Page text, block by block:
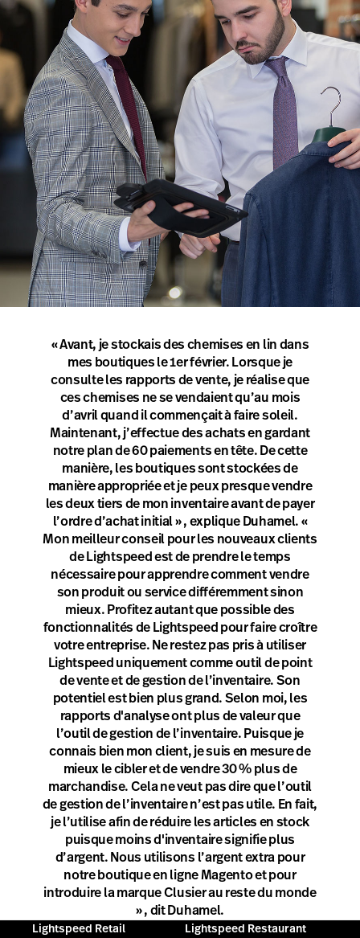
« Avant, je stockais des chemises en lin dans
mes boutiques le 1er février. Lorsque je
consulte les rapports de vente, je réalise que
ces chemises ne se vendaient qu’au mois
d’avril quand il commençait à faire soleil.
Maintenant, j’effectue des achats en gardant
notre plan de 60 paiements en tête. De cette
manière, les boutiques sont stockées de
manière appropriée et je peux presque vendre
les deux tiers de mon inventaire avant de payer
l’ordre d’achat initial » , explique Duhamel. «
Mon meilleur conseil pour les nouveaux clients
de Lightspeed est de prendre le temps
nécessaire pour apprendre comment vendre
son produit ou service différemment sinon
mieux. Profitez autant que possible des
fonctionnalités de Lightspeed pour faire croître
votre entreprise. Ne restez pas pris à utiliser
Lightspeed uniquement comme outil de point
de vente et de gestion de l’inventaire. Son
potentiel est bien plus grand. Selon moi, les
rapports d'analyse ont plus de valeur que
l’outil de gestion de l’inventaire. Puisque je
connais bien mon client, je suis en mesure de
mieux le cibler et de vendre 30 % plus de
marchandise. Cela ne veut pas dire que l’outil
de gestion de l’inventaire n’est pas utile. En fait,
je l’utilise afin de réduire les articles en stock
puisque moins d'inventaire signifie plus
d’argent. Nous utilisons l’argent extra pour
notre boutique en ligne Magento et pour
introduire la marque Clusier au reste du monde
» , dit Duhamel.
Lightspeed Retail Lightspeed Restaurant